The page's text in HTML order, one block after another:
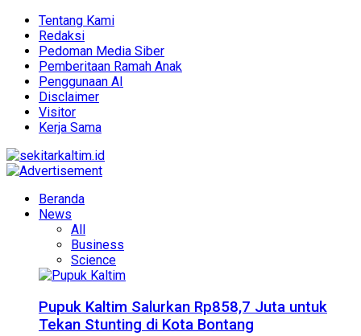
Tentang Kami
Redaksi
Pedoman Media Siber
Pemberitaan Ramah Anak
Penggunaan AI
Disclaimer
Visitor
Kerja Sama
Beranda
News
All
Business
Science
Pupuk Kaltim Salurkan Rp858,7 Juta untuk
Tekan Stunting di Kota Bontang